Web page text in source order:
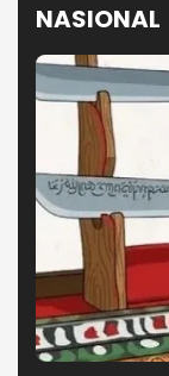
NASIONAL